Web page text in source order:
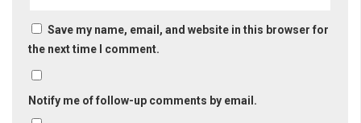
Save my name, email, and website in this browser for
the next time I comment.
Notify me of follow-up comments by email.